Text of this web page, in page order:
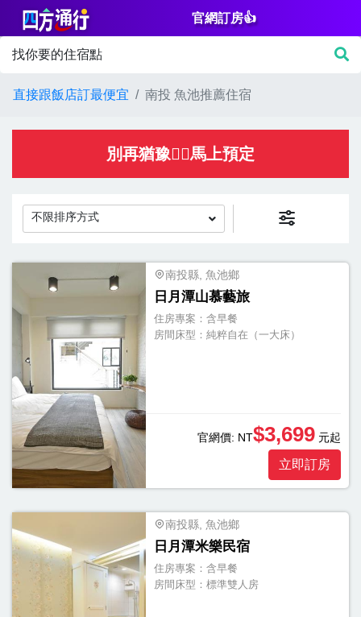
官網訂房👍
找你要的住宿點
直接跟飯店訂最便宜 南投 魚池推薦住宿
別再猶豫👌🏻馬上預定
格
NT$
淋
浴
浴
缸
按
摩
三
溫
暖
不限排序方式
南投縣, 魚池鄉
日月潭山慕藝旅
住房專案： 含早餐
房間床型： 純粹自在（一大床）
官網價: NT$3,699 元起
立即訂房
南投縣, 魚池鄉
日月潭米樂民宿
住房專案： 含早餐
房間床型： 標準雙人房